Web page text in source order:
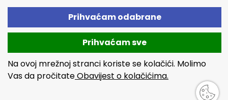
Prihvaćam odabrane
Prihvaćam sve
Na ovoj mrežnoj stranci koriste se kolačići. Molimo
Vas da pročitateObavijest o kolačićima.
🢒 Izjava o pristupačnosti
Copyright © 2026 MCDRVU